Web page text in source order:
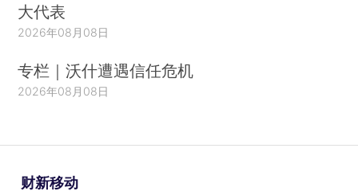
大代表
2026年08月08日
专栏｜沃什遭遇信任危机
2026年08月08日
财新移动